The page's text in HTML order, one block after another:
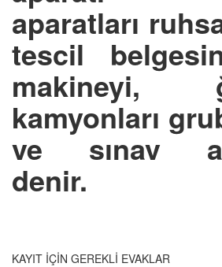
aparatları
tescil
kamyonları
ve sınav
denir.
KAYIT İÇİN GEREKLİ EVAKLAR